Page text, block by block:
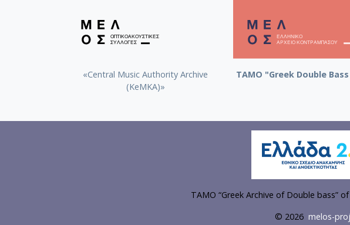
«Central Music Authority Archive
(KeMKA)»
ΤΑΜΟ "Greek Double
TAMO “Greek Archive of Double bass”
© 2026 melos-